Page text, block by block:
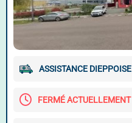
ASSISTANCE DIEPPOISE
FERMÉ ACTUELLEMENT